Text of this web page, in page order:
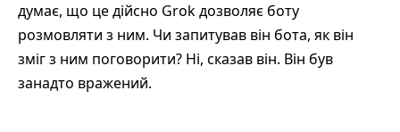
думає, що це дійсно Grok дозволяє боту
розмовляти з ним. Чи запитував він бота, як він
зміг з ним поговорити? Ні, сказав він. Він був
занадто вражений.